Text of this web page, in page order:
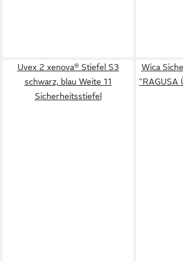
Uvex 2 xenova® Stiefel S3
schwarz, blau Weite 11
Sicherheitsstiefel
Wica
"RAGUSA